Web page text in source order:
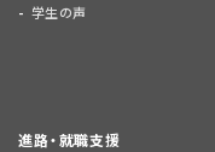
学生の声
進路・就職支援